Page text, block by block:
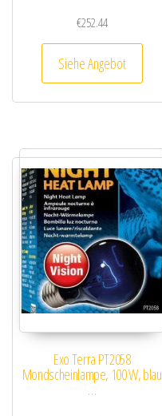
€252.44
Siehe Angebot
Exo Terra PT2058
Mondscheinlampe, 100 W, blau
…